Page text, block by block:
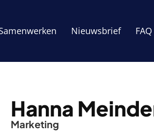
Nieuwsbrief FAQ
Hanna
Marketing